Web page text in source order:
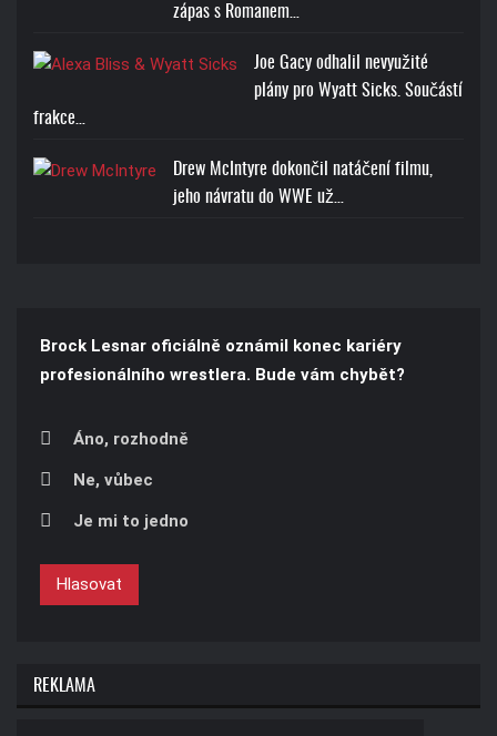
zápas s Romanem…
Joe Gacy odhalil nevyužité
plány pro Wyatt Sicks. Součástí
frakce…
Drew McIntyre dokončil natáčení filmu,
jeho návratu do WWE už…
Brock Lesnar oficiálně oznámil konec kariéry
profesionálního wrestlera. Bude vám chybět?
Áno, rozhodně
Ne, vůbec
Je mi to jedno
Hlasovat
REKLAMA